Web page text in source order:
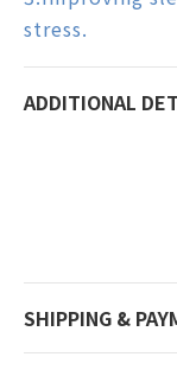
stress.
ADDITIONAL
SHIPPING &